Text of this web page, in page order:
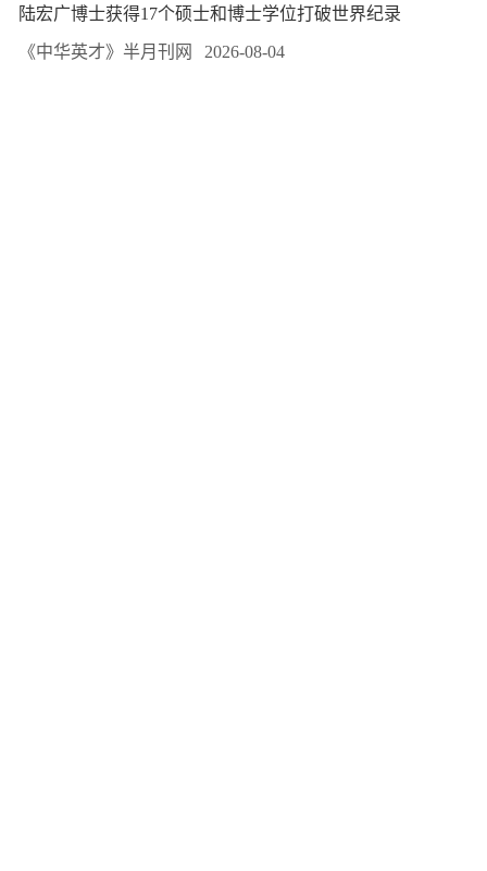
陆宏广博士获得17个硕士和博士学位打破世界纪录
《中华英才》半月刊网 2026-08-04